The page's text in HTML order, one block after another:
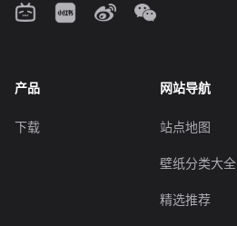
产品
下载
网站导航
站点地图
壁纸分类大全
精选推荐